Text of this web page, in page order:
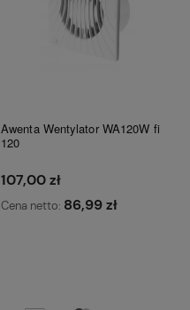
Awenta Wentylator WA120W fi
120
107,00 zł
Cena netto: 86,99 zł